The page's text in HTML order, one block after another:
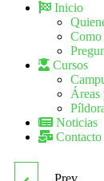
Inicio
Cursos
Áreas
Noticias
Contacto
Prev